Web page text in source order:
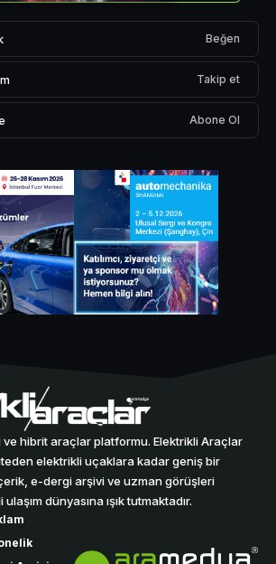
Beğen
Takip et
Abone Ol
ve hibrit araçlar platformu. Elektrikli Araçlar
elektrikli uçaklara kadar geniş bir
e-dergi arşivi ve uzman görüşleri
dünyasına ışık tutmaktadır.